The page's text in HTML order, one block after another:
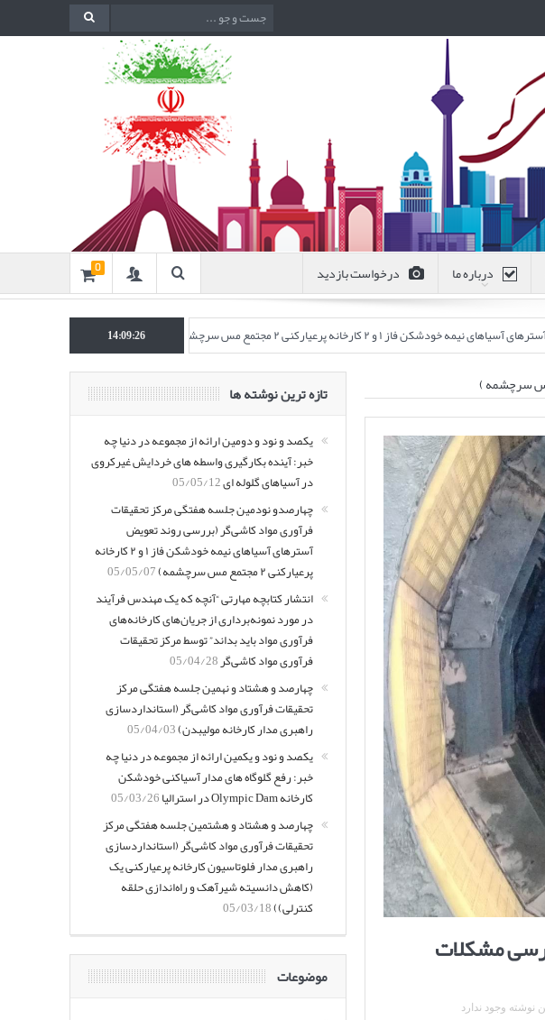
درباره ما درخواست بازدید 0
انتشار مقاله‌ای تحت عنوان و ۲ کارخانه پرعیارکنی ۲ مجتمع مس سرچشمه) 14:09:28
مشکلات
نوشته وجود ندارد
تازه ترین نوشته ها
یکصد و نود و دومین ارائه از مجموعه در دنیا چه
خبر: آینده بکارگیری واسطه های خردایش غیرکروی
در آسیاهای گلوله ای05/05/12
چهارصدو نودمین جلسه هفتگی مرکز تحقیقات
فرآوری مواد کاشی‌گر (بررسی روند تعویض
آسترهای آسیاهای نیمه خودشکن فاز ۱ و ۲ کارخانه
پرعیارکنی ۲ مجتمع مس سرچشمه)
05/05/07
انتشار کتابچه مهارتی “آنچه که یک مهندس فرآیند
در مورد نمونه‌برداری از جریان‌های کارخانه‌های
فرآوری مواد باید بداند” توسط مرکز تحقیقات
فرآوری مواد کاشی‌گر05/04/28
چهارصد و هشتاد و نهمین جلسه هفتگی مرکز
تحقیقات فرآوری مواد کاشی‌گر (استانداردسازی
راهبری مدار کارخانه مولیبدن)05/04/03
یکصد و نود و یکمین ارائه از مجموعه در دنیا چه
خبر: رفع گلوگاه های مدار آسیاکنی خودشکن
کارخانه Olympic Dam در استرالیا
05/03/26
چهارصد و هشتاد و هشتمین جلسه هفتگی مرکز
تحقیقات فرآوری مواد کاشی‌گر (استانداردسازی
راهبری مدار فلوتاسیون کارخانه پرعیارکنی یک
(کاهش دانسیته شیرآهک و راه‌اندازی حلقه
کنترلی))05/03/18
موضوعات